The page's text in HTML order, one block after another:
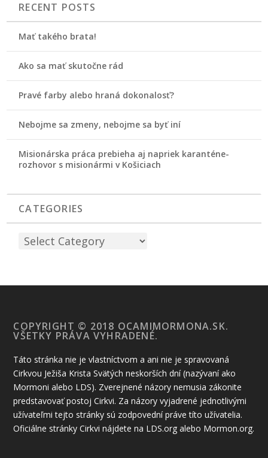
RECENT POSTS
Mať takého brata!
Ako sa mať skutočne rád
Pravé farby alebo hraná dokonalosť?
Nebojme sa zmeny, nebojme sa byť iní
Misionárska práca prebieha aj napriek karanténe-
rozhovor s misionármi v Košiciach
CATEGORIES
COPYRIGHT © 2018 OCAMIMORMONA.SK.
VŠETKY PRÁVA VYHRADENÉ.
Táto stránka nie je vlastníctvom a ani nie je spravovaná
Cirkvou Ježiša Krista Svätých neskorších dní (nazývaní ako
Mormoni alebo LDS). Zverejnené názory nemusia zákonite
predstavovať postoj Cirkvi. Za názory vyjadrené jednotlivými
užívateľmi tejto stránky sú zodpovední práve títo užívatelia.
Oficiálne stránky Cirkvi nájdete na LDS.org alebo Mormon.org.